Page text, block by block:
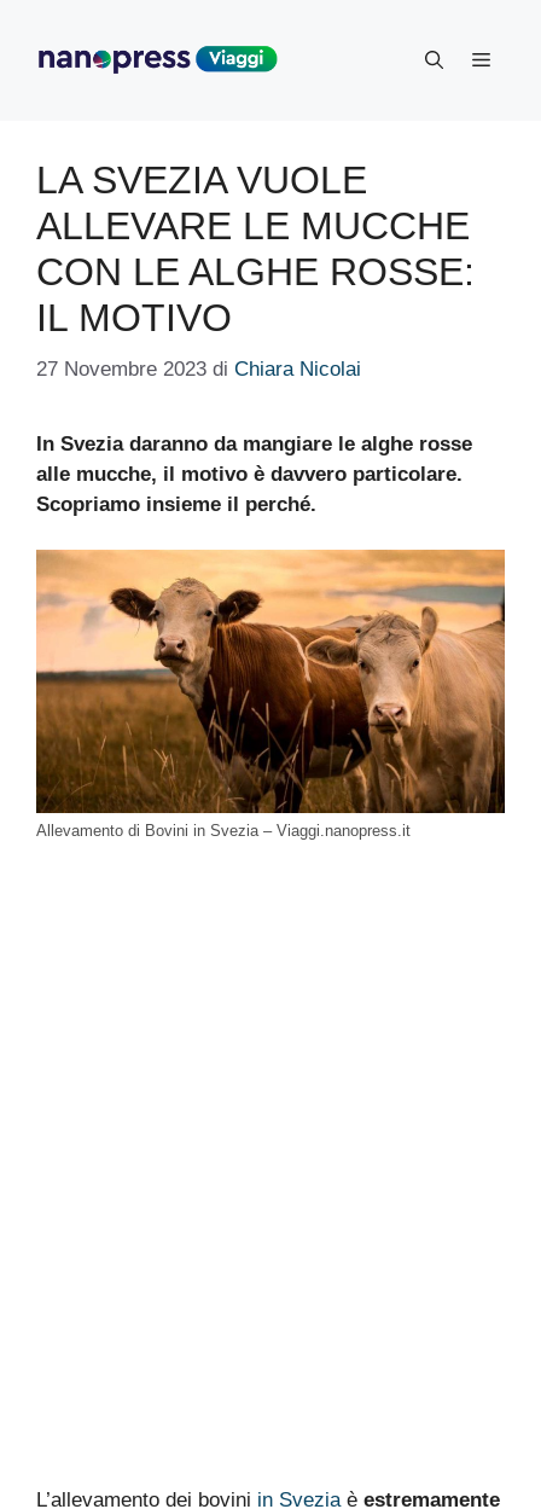
contenuto
Menu
LA SVEZIA VUOLE
ALLEVARE LE MUCCHE
CON LE ALGHE ROSSE:
IL MOTIVO
27 Novembre 2023 di Chiara Nicolai
In Svezia daranno da mangiare le alghe rosse
alle mucche, il motivo è davvero particolare.
Scopriamo insieme il perché.
Allevamento di Bovini in Svezia – Viaggi.nanopress.it
L’allevamento dei bovini in Sveziaè estremamente